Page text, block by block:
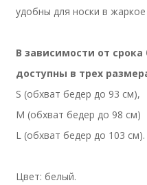
удобны для носки в
В зависимости от
доступны в трех
S (обхват бедер до 93 см),
M (обхват бедер до 98 см)
L (обхват бедер до 103 см).
Цвет: белый.